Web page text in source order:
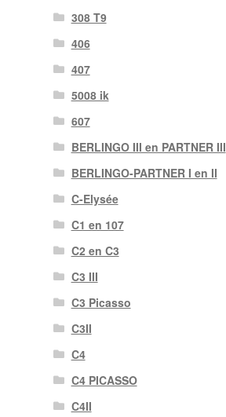
308 T9
406
407
5008 ik
607
BERLINGO III en PARTNER III
BERLINGO-PARTNER I en II
C-Elysée
C1 en 107
C2 en C3
C3 III
C3 Picasso
C3II
C4
C4 PICASSO
C4II